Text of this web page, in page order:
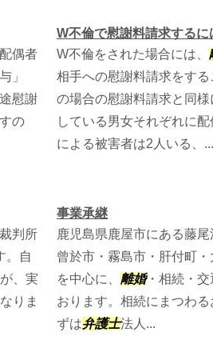
偶者
」
慰謝
の
W不倫で慰謝料請求するに
W不倫をされた場合には、
相手への慰謝料請求をす
の場合の慰謝料請求と同
している男女それぞれに
による被害者は2人いる、...
判所
。自
、実
りま
事業承継
鹿児島県鹿屋市にある藤
曾於市・霧島市・肝付町
を中心に、 離婚・相続・
おります。相続にまつわ
ずは弁護士法人...